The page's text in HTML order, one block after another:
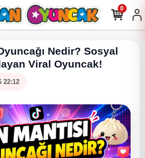
0
Nedir? Sosyal
Viral Oyuncak!
22:12